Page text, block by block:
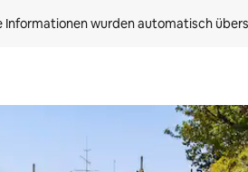
Informationen wurden automatisch